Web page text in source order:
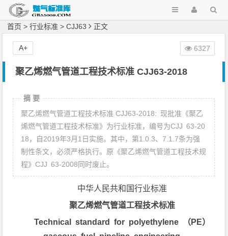
首页 >行业标准 >CJJ63 正文
聚乙烯燃气管道工程技术标准 CJJ63-2018
摘 要
聚乙烯燃气管道工程技术标准 CJJ63-2018: 现批准《聚乙
烯燃气管道工程技术标准》为行业标准，编号为CJJ 63-20
18，自2019年3月1日实施。其中，第1.0.3、7.1.7条为强
制性条文，必须严格执行。原《聚乙烯燃气管道工程技术规
程》CJJ 63-2008同时废止。
中华人民共和国行业标准
聚乙烯燃气管道工程技术标准
Technical standard for polyethylene （PE）
6327
A+